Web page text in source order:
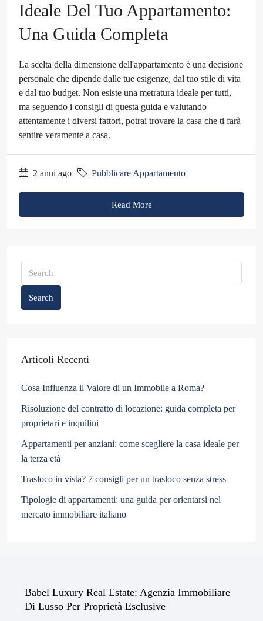
Ideale Del Tuo Appartamento:
Una Guida Completa
La scelta della dimensione dell'appartamento è una decisione
personale che dipende dalle tue esigenze, dal tuo stile di vita
e dal tuo budget. Non esiste una metratura ideale per tutti,
ma seguendo i consigli di questa guida e valutando
attentamente i diversi fattori, potrai trovare la casa che ti farà
sentire veramente a casa.
2 anni ago Pubblicare Appartamento
Read More
Search
Articoli Recenti
Cosa Influenza il Valore di un Immobile a Roma?
Risoluzione del contratto di locazione: guida completa per
proprietari e inquilini
Appartamenti per anziani: come scegliere la casa ideale per
la terza età
Trasloco in vista? 7 consigli per un trasloco senza stress
Tipologie di appartamenti: una guida per orientarsi nel
mercato immobiliare italiano
Babel Luxury Real Estate: Agenzia Immobiliare
Di Lusso Per Proprietà Esclusive